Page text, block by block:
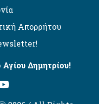
Απορρήτου
Δημητρίου!